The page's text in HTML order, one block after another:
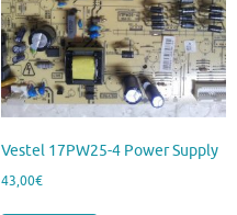
Vestel 17PW25-4 Power Supply
43,00€